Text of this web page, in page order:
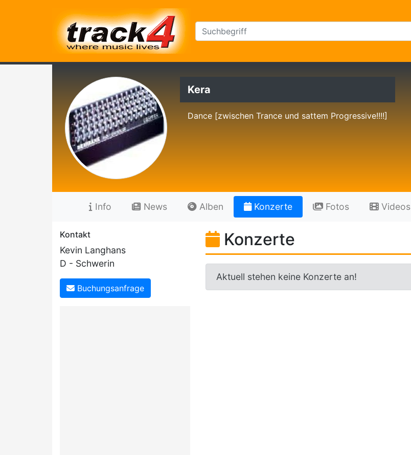
Kera
Dance [zwischen Trance und sattem Progressive!!!!]
Info News Alben Konzerte Fotos Videos
Kontakt
Kevin Langhans
D - Schwerin
Buchungsanfrage
Konzerte
Aktuell stehen keine Konzerte an!